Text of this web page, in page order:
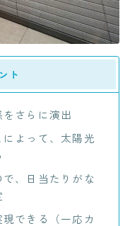
ト
さらに演出
よって、太陽光
、日当たりがな
できる（一応カ